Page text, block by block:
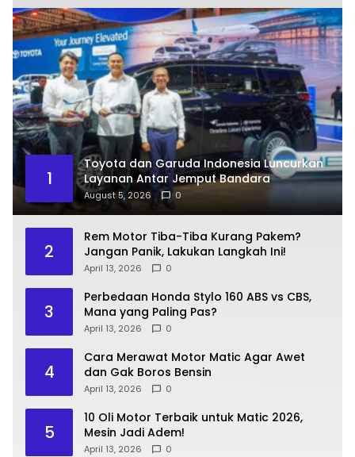
1
Toyota dan Garuda Indonesia Luncurkan
Layanan Antar Jemput Bandara
August 5, 2026 0
2
Rem Motor Tiba-Tiba Kurang Pakem?
Jangan Panik, Lakukan Langkah Ini!
April 13, 2026 0
3
Perbedaan Honda Stylo 160 ABS vs CBS,
Mana yang Paling Pas?
April 13, 2026 0
4
Cara Merawat Motor Matic Agar Awet
dan Gak Boros Bensin
April 13, 2026 0
5
10 Oli Motor Terbaik untuk Matic 2026,
Mesin Jadi Adem!
April 13, 2026 0